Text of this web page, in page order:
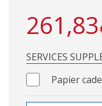
261,83
SERVICES
Papier